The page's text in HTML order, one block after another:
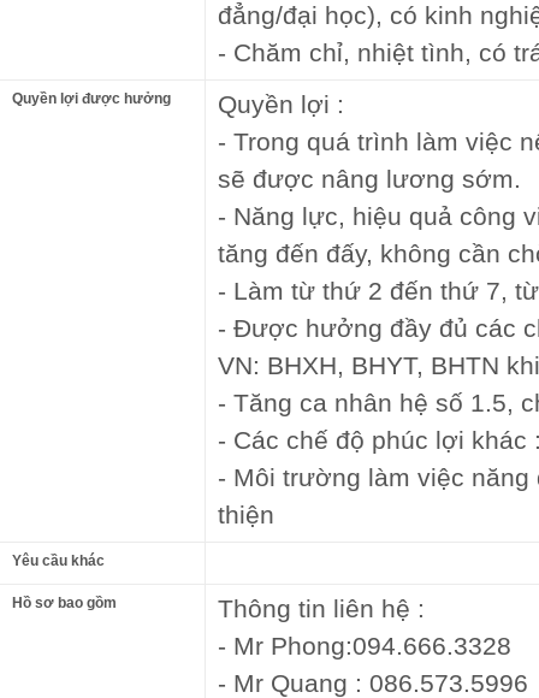
đẳng/đại học), có kinh
- Chăm chỉ, nhiệt tình, có
Quyền lợi được hưởng
Quyền lợi :
- Trong quá trình làm việc
sẽ được nâng lương sớm.
- Năng lực, hiệu quả công
tăng đến đấy, không cần
- Làm từ thứ 2 đến thứ 7,
- Được hưởng đầy đủ các
VN: BHXH, BHYT, BHTN
- Tăng ca nhân hệ số 1.5,
- Các chế độ phúc lợi
- Môi trường làm việc năng
thiện
Yêu cầu khác
Hồ sơ bao gồm
Thông tin liên hệ :
- Mr Phong:094.666.3328
- Mr Quang : 086.573.5996